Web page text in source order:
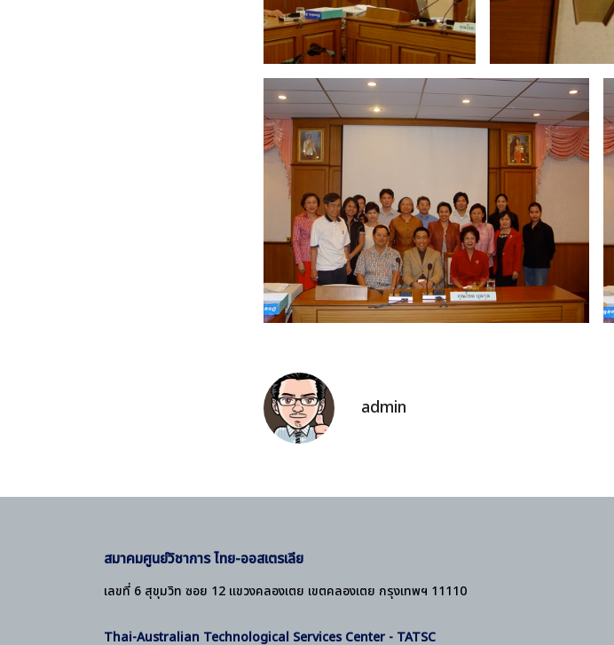
admin
สมาคมศูนย์วิชาการ ไทย-ออสเตรเลีย
เลขที่ 6 สุขุมวิท ซอย 12 แขวงคลองเตย เขตคลองเตย กรุงเทพฯ 11110
Thai-Australian Technological Services Center - TATSC